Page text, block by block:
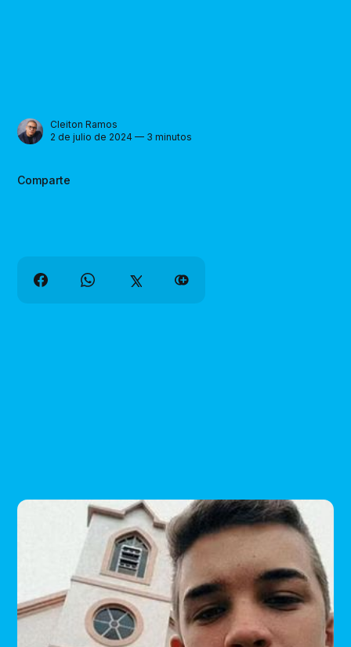
Cleiton Ramos
2 de julio de 2024 — 3 minutos
Comparte